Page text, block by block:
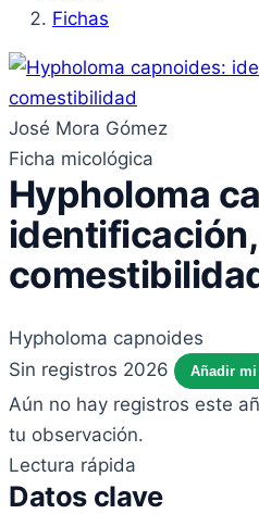
Fichas
José Mora Gómez
Ficha micológica
Hypholoma
Hypholoma capnoides
Sin registros 2026
Añadir
Aún no hay registros este
tu observación.
Lectura rápida
Datos clave